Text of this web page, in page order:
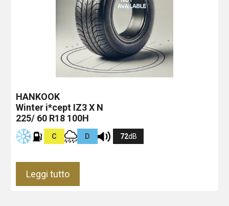
HANKOOK
Winter i*cept IZ3 X N
225/ 60 R18 100H
C D 72dB
Leggi tutto